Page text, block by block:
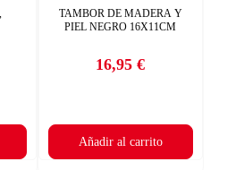
TAMBOR DE MADERA Y
PIEL NEGRO 16X11CM
Precio
16,95 €
Añadir al carrito